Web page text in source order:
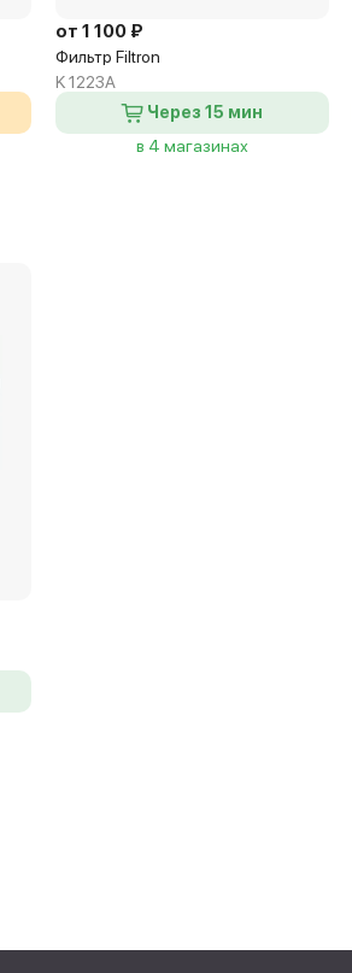
от 1 100 ₽
Фильтр Filtron
K 1223A
Через 15 мин
в 4 магазинах